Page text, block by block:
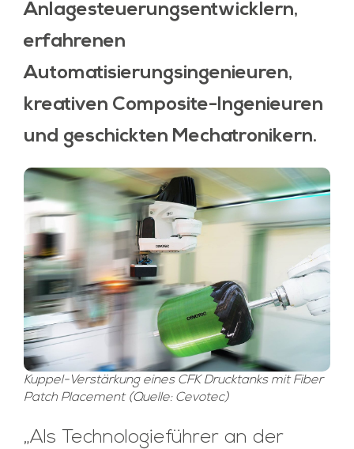
Anlagesteuerungsentwicklern,
erfahrenen
Automatisierungsingenieuren,
kreativen Composite-Ingenieuren
und geschickten Mechatronikern.
Kuppel-Verstärkung eines CFK Drucktanks mit Fiber
Patch Placement (Quelle: Cevotec)
„Als Technologieführer an der